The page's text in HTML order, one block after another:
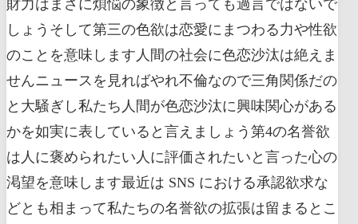
財力はまさに煩悩の象徴と言っても過言ではないで
しょうそして第三の色欲は恋愛にまつわる力や性欲
のことを意味します人間の社会に色恋沙汰は絶えま
せんニュースを見ればやれ不倫なので三角関係だの
と大騒ぎし私たち人間が色恋沙汰に興味関心がある
かを如実に表していると言えましょう第4の名誉欲
は人に褒められたい人に評価されたいと言った心の
渇望を意味します最近は SNS における承認欲求な
どとも相まって私たちの名誉欲の拡張は留まるとこ